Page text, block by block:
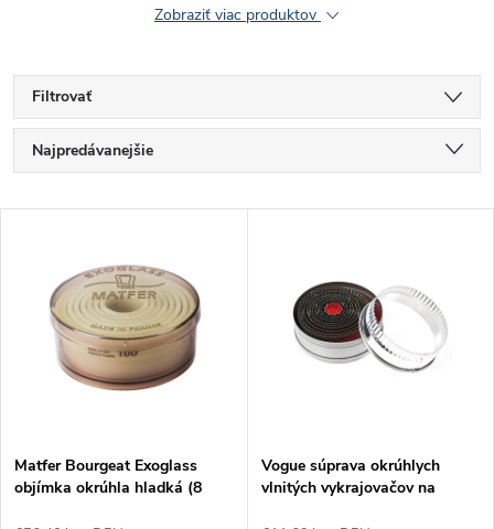
Zobraziť viac produktov
Filtrovať
R
a
e
Najpredávanejšie
Abecedne
s
p
Matfer Bourgeat Exoglass
objímka okrúhla hladká (8
Vogue súprava okrúhlych
vlnitých vykrajovačov na